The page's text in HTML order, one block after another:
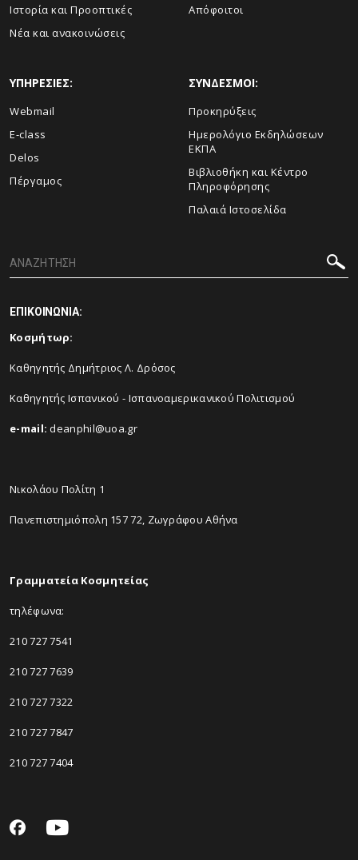
Ιστορία και Προοπτικές
Νέα και ανακοινώσεις
Απόφοιτοι
ΥΠΗΡΕΣΙΕΣ:
Webmail
E-class
Delos
Πέργαμος
ΣΥΝΔΕΣΜΟΙ:
Προκηρύξεις
Ημερολόγιο Εκδηλώσεων
ΕΚΠΑ
Βιβλιοθήκη και Κέντρο
Πληροφόρησης
Παλαιά Ιστοσελίδα
ΕΠΙΚΟΙΝΩΝΙΑ:
Κοσμήτωρ:
Καθηγητής Δημήτριος Λ. Δρόσος
Καθηγητής Ισπανικού - Ισπανοαμερικανικού Πολιτισμού
e-mail: deanphil@uoa.gr
Νικολάου Πολίτη 1
Πανεπιστημιόπολη 157 72, Ζωγράφου Αθήνα
Γραμματεία Κοσμητείας
τηλέφωνα:
210 727 7541
210 727 7639
210 727 7322
210 727 7847
210 727 7404